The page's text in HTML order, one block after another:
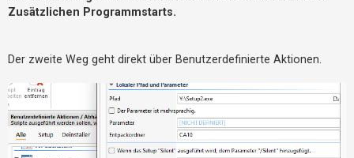
T
e
e
n
Zusätzlichen Programmstarts.
Der zweite Weg geht direkt über Benutzerdefinierte Aktionen.